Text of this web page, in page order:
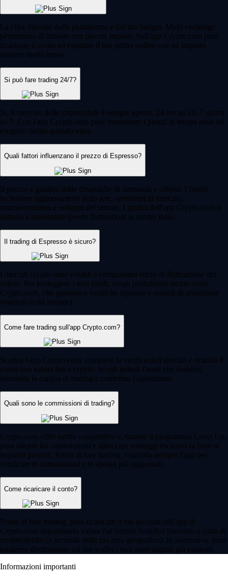
La cifra dipende dalla piattaforma e dal tuo budget. Molti exchange
permettono di iniziare con piccoli importi. Sull'app Crypto.com puoi
ricaricare il conto ed eseguire il tuo primo ordine con un importo
minimo molto basso.
Si può fare trading 24/7?
Sì, il mercato delle criptovalute è sempre aperto, 24 ore su 24, 7 giorni
su 7. Con l'app Crypto.com puoi monitorare i prezzi in tempo reale ed
eseguire ordini quando vuoi.
Quali fattori influenzano il prezzo di Espresso?
Il prezzo è guidato dalle dinamiche di domanda e offerta. I fattori
includono aggiornamenti della rete, sentiment di mercato,
macroeconomia e sviluppi del settore. I grafici dell'app Crypto.com ti
aiutano a monitorare queste fluttuazioni in tempo reale.
Il trading di Espresso è sicuro?
I mercati crypto sono volatili e comportano rischi di fluttuazione del
valore. Per proteggere i tuoi fondi, scegli piattaforme sicure come
Crypto.com, che garantisce verifiche rigorose e sistemi di protezione
avanzati (cold storage).
Come fare trading sull'app Crypto.com?
Scarica l'app Crypto.com, completa la verifica dell'identità e ricarica il
conto con valuta fiat o crypto. Scegli quindi l'asset che desideri,
seleziona la coppia di trading e conferma l'operazione.
Quali sono le commissioni di trading?
Crypto.com offre tariffe competitive e, tramite il programma Level Up,
puoi ridurre las commissioni e sbloccare vantaggi esclusivi in base ai
requisiti previsti. Prima di fare trading, controlla sempre l'app per
verificare le commissioni e lo spread più aggiornati.
Come ricaricare il conto?
Prima di fare trading, puoi ricaricare il tuo account sull'app di
Crypto.com depositando valuta fiat tramite bonifico bancario o carta di
credito/debito (a seconda della tua area geografica). In alternativa, puoi
trasferire direttamente sul tuo wallet i tuoi asset digitali già esistenti.
Informazioni importanti